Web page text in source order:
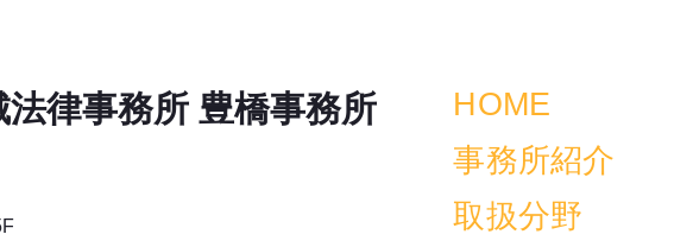
律事務所 豊橋事務所 HOME
事務所紹介
取扱分野